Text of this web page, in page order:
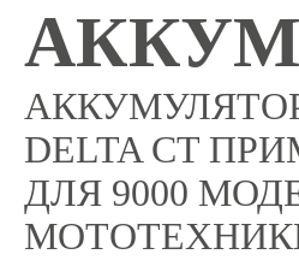
DELTA CT
ДЛЯ 9000